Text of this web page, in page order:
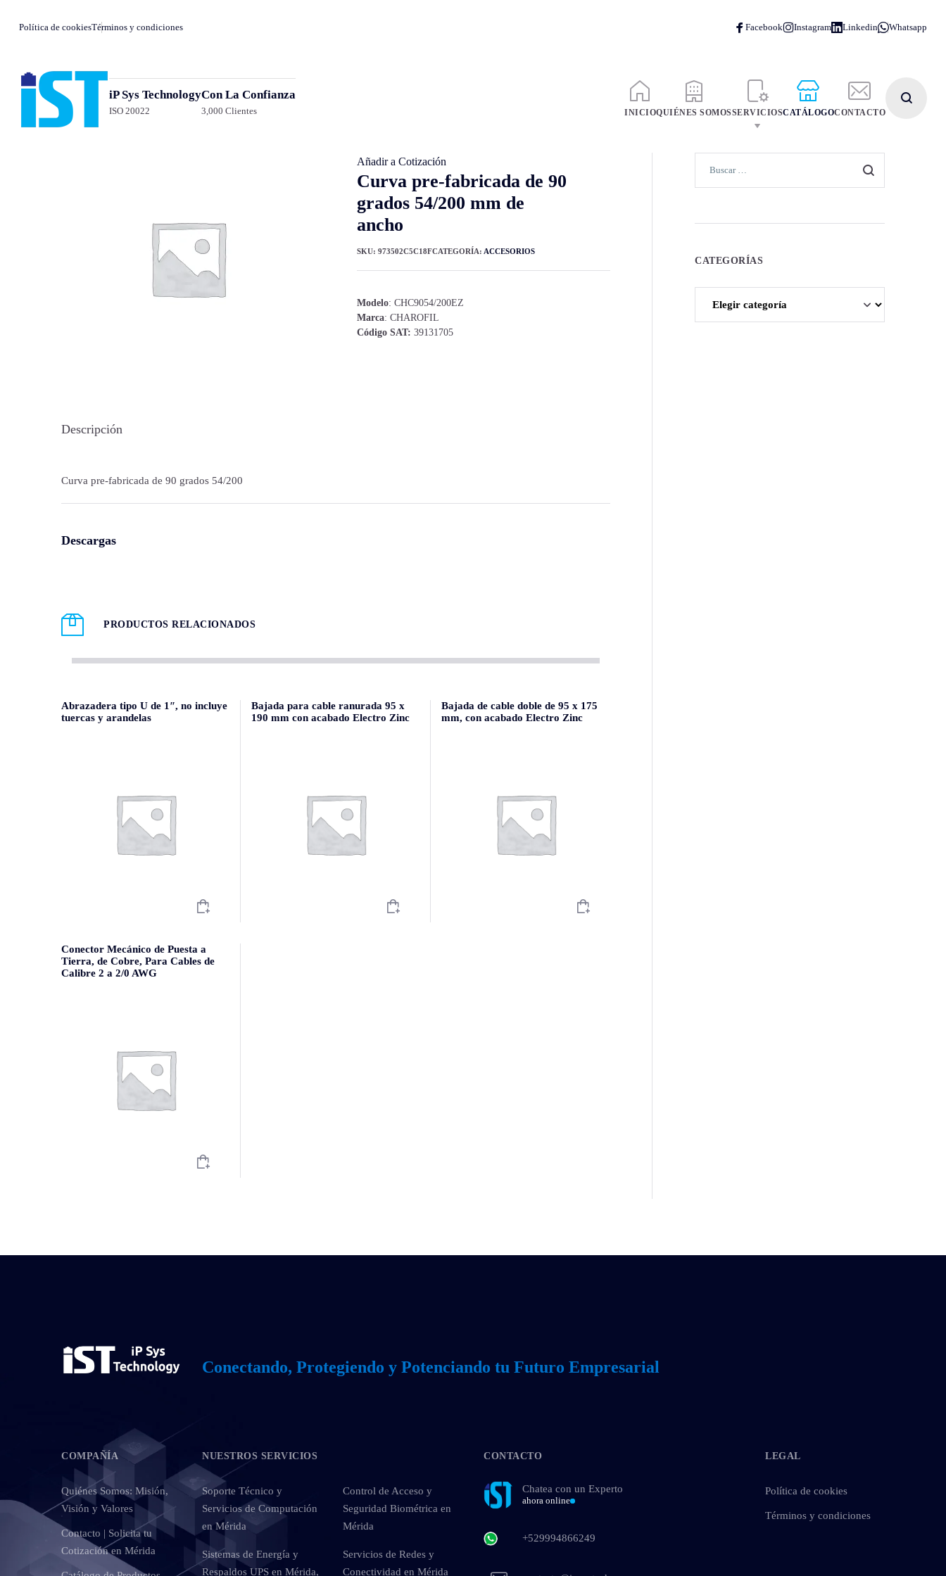
Política de cookiesTérminos y condiciones
INICIOQUIÉNES SOMOSSERVICIOSCATÁLOGOCONTACTO
iP Sys Technology
ISO 20022
Con La Confianza
3,000 Clientes
Curva pre-fabricada de 90
grados 54/200 mm de
ancho
Modelo: CHC9054/200EZ
Marca: CHAROFIL
Código SAT: 39131705
Añadir a Cotización
SKU: 973502C5C18FCATEGORÍA: ACCESORIOS
Descripción
Curva pre-fabricada de 90 grados 54/200
Descargas
PRODUCTOS RELACIONADOS
Abrazadera tipo U de 1″, no incluye
tuercas y arandelas
Bajada para cable ranurada 95 x
190 mm con acabado Electro Zinc
Bajada de cable doble de 95 x 175
mm, con acabado Electro Zinc
Conector Mecánico de Puesta a
Tierra, de Cobre, Para Cables de
Calibre 2 a 2/0 AWG
CATEGORÍAS
Conectando, Protegiendo y Potenciando tu Futuro Empresarial
COMPAÑÍA
Quiénes Somos: Misión,
Visión y Valores
Contacto | Solicita tu
Cotización en Mérida
NUESTROS SERVICIOS
Soporte Técnico y
Servicios de Computación
en Mérida
Control de Acceso y
Seguridad Biométrica en
Mérida
Sistemas de Energía y
Respaldos UPS en Mérida,
Servicios de Redes y
Conectividad en Mérida
CONTACTO
Chatea con un Experto
ahora online
+529994866249
LEGAL
Política de cookies
Términos y condiciones